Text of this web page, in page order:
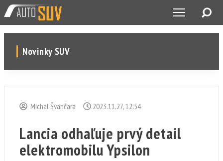
Novinky SUV
Michal Švančara 2023.11.27, 12:54
Lancia odhaľuje prvý detail
elektromobilu Ypsilon